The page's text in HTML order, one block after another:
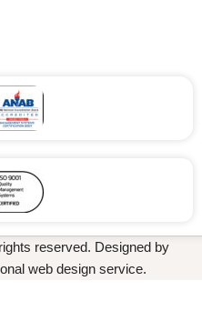
reserved. Designed by
web design service.